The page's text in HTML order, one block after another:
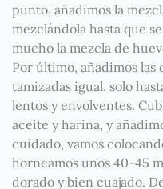
punto, añadimos la
mezclándola hasta que
mucho la mezcla de
Por último, añadimos las
tamizadas igual, solo
lentos y envolventes.
aceite y harina, y
cuidado, vamos
horneamos unos 40-45
dorado y bien cuajado.